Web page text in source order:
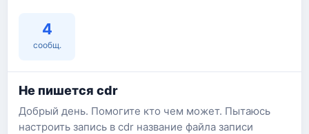
4
сообщ.
Не пишется cdr
Добрый день. Помогите кто чем может. Пытаюсь
настроить запись в cdr название файла записи